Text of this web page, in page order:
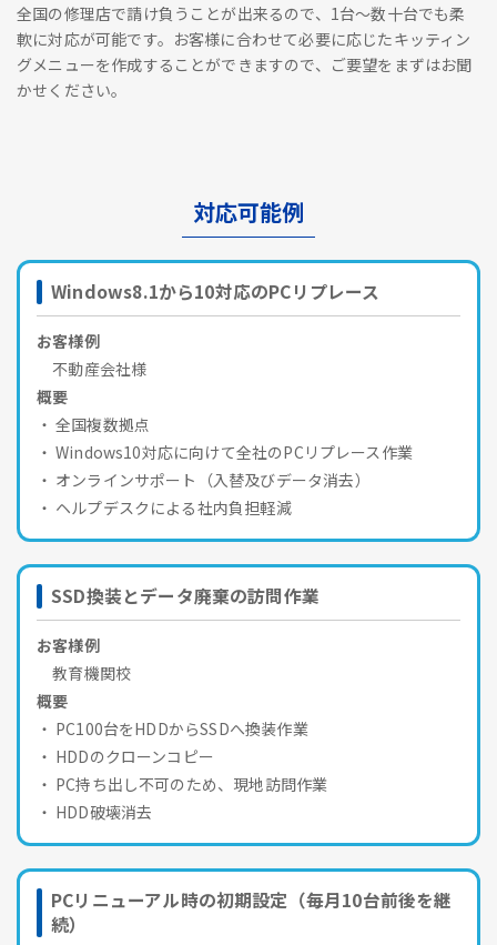
全国の修理店で請け負うことが出来るので、1台～数十台でも柔
軟に対応が可能です。お客様に合わせて必要に応じたキッティン
グメニューを作成することができますので、ご要望をまずはお聞
かせください。
対応可能例
Windows8.1から10対応のPCリプレース
お客様例
不動産会社様
概要
全国複数拠点
Windows10対応に向けて全社のPCリプレース作業
オンラインサポート（入替及びデータ消去）
ヘルプデスクによる社内負担軽減
SSD換装とデータ廃棄の訪問作業
お客様例
教育機関校
概要
PC100台をHDDからSSDへ換装作業
HDDのクローンコピー
PC持ち出し不可のため、現地訪問作業
HDD破壊消去
PCリニューアル時の初期設定（毎月10台前後を継
続）